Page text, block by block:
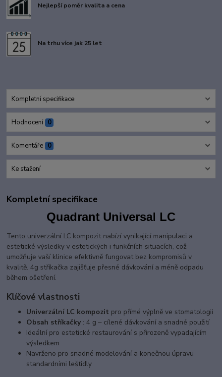
Nejlepší poměr kvalita a cena
Na trhu více jak 25 let
Kompletní specifikace
Hodnocení 0
Komentáře 0
Ke stažení
Kompletní specifikace
Quadrant Universal LC
Tento univerzální LC kompozit nabízí vynikající manipulaci a
estetické výsledky v estetických i funkčních situacích, což
umožňuje vaší klinice efektivně fungovat bez kompromisů v
kvalitě. 4g stříkačka zajišťuje přesné dávkování a méně odpadu
během ošetření.
Klíčové vlastnosti
Univerzální LC kompozit pro přímé výplně ve stomatologii
Obsah stříkačky : 4 g – cílené dávkování a snadné použití
Ideální pro estetické restaurování s přirozeně vypadajícím
výsledkem
Navrženo pro snadné modelování a konečnou úpravu
standardními leštidly